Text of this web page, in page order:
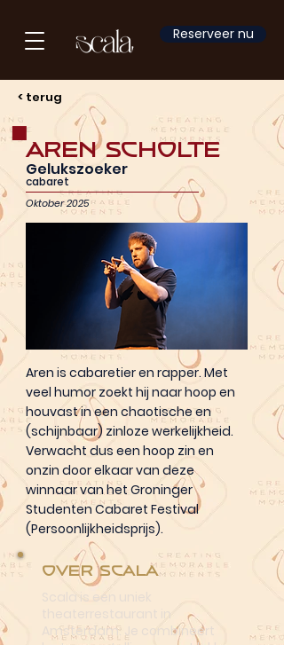
Reserveer nu
< terug
Aren Scholte
Gelukszoeker
cabaret
Oktober 2025
Aren is cabaretier en rapper. Met
veel humor zoekt hij naar hoop en
houvast in een chaotische en
(schijnbaar) zinloze werkelijkheid.
Verwacht dus een hoop zin en
onzin door elkaar van deze
winnaar van het Groninger
Studenten Cabaret Festival
(Persoonlijkheidsprijs).
Over Scala
Scala is een uniek
theaterrestaurant in
Amsterdam. Je combineert